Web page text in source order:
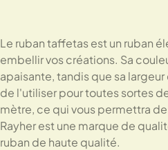
Le ruban taffetas est un ruban
embellir vos créations. Sa
apaisante, tandis que sa
de l'utiliser pour toutes sortes
mètre, ce qui vous permettra
Rayher est une marque de
ruban de haute qualité.